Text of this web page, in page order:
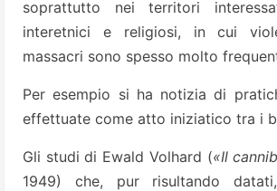
soprattutto nei territori
interetnici e religiosi, in cui
massacri sono spesso molto
Per esempio si ha notizia di
effettuate come atto iniziatico tra i
Gli studi di Ewald Volhard («Il
1949) che, pur risultando